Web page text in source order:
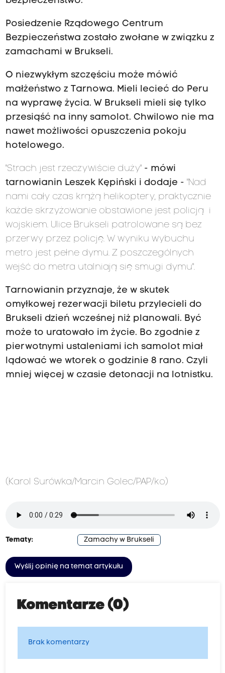
Posiedzenie Rządowego Centrum
Bezpieczeństwa zostało zwołane w związku z
zamachami w Brukseli.
O niezwykłym szczęściu może mówić
małżeństwo z Tarnowa. Mieli lecieć do Peru
na wyprawę życia. W Brukseli mieli się tylko
przesiąść na inny samolot. Chwilowo nie ma
nawet możliwości opuszczenia pokoju
hotelowego.
"Strach jest rzeczywiście duży" - mówi
tarnowianin Leszek Kępiński i dodaje - "Nad
nami cały czas krążą helikoptery, praktycznie
każde skrzyżowanie obstawione jest policją i
wojskiem. Ulice Brukseli patrolowane są bez
przerwy przez policję. W wyniku wybuchu
metro jest pełne dymu. Z poszczególnych
wejść do metra utalniają się smugi dymu".
Tarnowianin przyznaje, że w skutek
omyłkowej rezerwacji biletu przylecieli do
Brukseli dzień wcześnej niż planowali. Być
może to uratowało im życie. Bo zgodnie z
pierwotnymi ustaleniami ich samolot miał
lądować we wtorek o godzinie 8 rano. Czyli
mniej więcej w czasie detonacji na lotnistku.
(Karol Surówka/Marcin Golec/PAP/ko)
Tematy: Zamachy w Brukseli
Wyślij opinię na temat artykułu
Komentarze (0)
Brak komentarzy